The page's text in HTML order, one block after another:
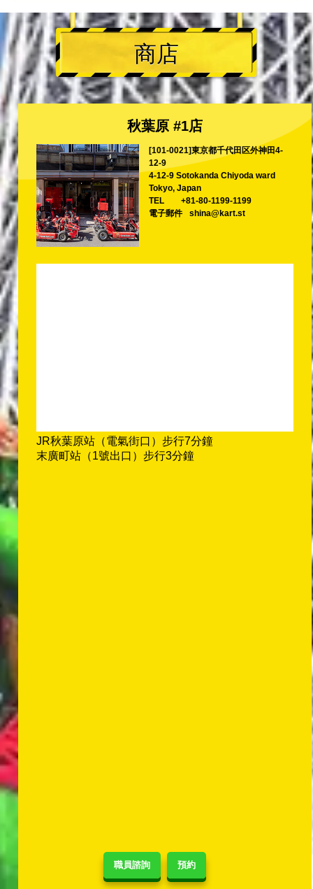
職員諮詢 預約
商店
秋葉原 #1店
[101-0021]東京都千代田区外神田4-
12-9
4-12-9 Sotokanda Chiyoda ward
Tokyo, Japan
TEL
+81-80-1199-1199
電子郵件
shina@kart.st
JR秋葉原站（電氣街口）步行7分鐘
末廣町站（1號出口）步行3分鐘